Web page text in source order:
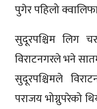
पुगेर पहिलो
सुदूरपश्चिम लिग
विराटनगरले भने
सुदूरपश्चिमले
पराजय भोग्नुपरेको